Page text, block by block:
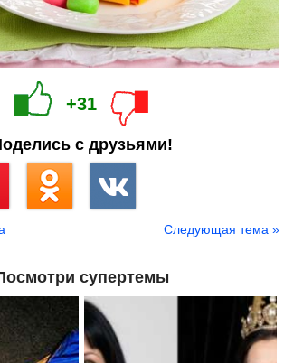
+31
с друзьями!
Следующая тема »
супертемы